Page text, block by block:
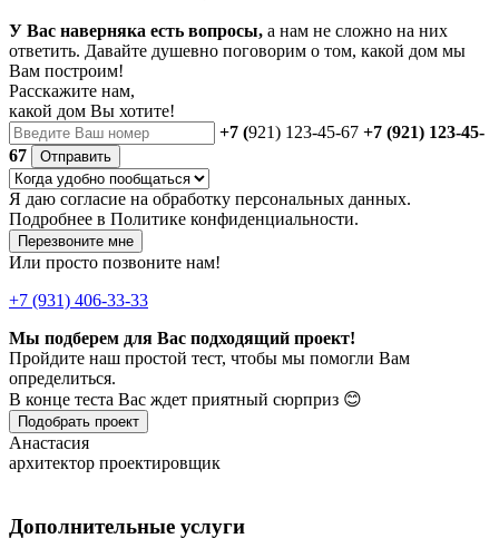
У Вас наверняка есть вопросы, а нам не сложно на них
ответить. Давайте душевно поговорим о том, какой дом мы
Вам построим!
Расскажите нам,
какой дом Вы хотите!
+7 (921) 123-45-67 +7 (921) 123-45-
67
Отправить
Я даю согласие на обработку персональных данных.
Подробнее в Политике конфиденциальности.
Перезвоните мне
Или просто позвоните нам!
+7 (931) 406-33-33
Мы подберем для Вас подходящий проект!
Пройдите наш простой тест, чтобы мы помогли Вам
определиться.
В конце теста Вас ждет приятный сюрприз 😊
Подобрать проект
Анастасия
архитектор проектировщик
Дополнительные услуги